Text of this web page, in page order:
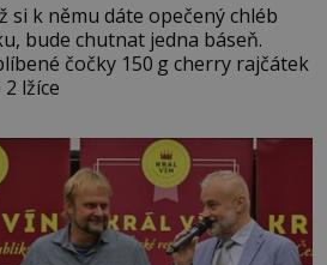
si k němu dáte opečený chléb
bude chutnat jedna báseň.
lžíce